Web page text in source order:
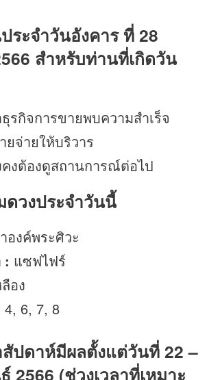
ระจำวันอังคาร ที่ 28
สำหรับท่านที่เกิดวัน
รกิจการขายพบความสำเร็จ
ยจ่ายให้บริวาร
คงต้องดูสถานการณ์ต่อไป
ดวงประจำวันนี้
องค์พระศิวะ
: แซฟไฟร์
อง
4, 6, 7, 8
ปดาห์มีผลตั้งแต่วันที่ 22 –
2566 (ช่วงเวลาที่เหมาะ